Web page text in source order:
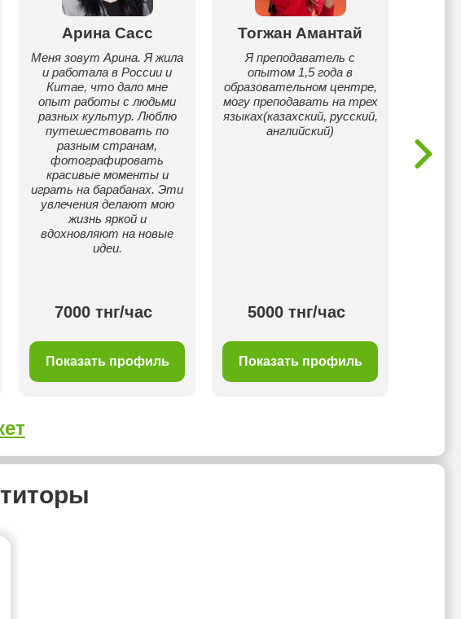
Арина Сасс
Меня зовут Арина. Я жила
и работала в России и
Китае, что дало мне
опыт работы с людьми
разных культур. Люблю
путешествовать по
разным странам,
фотографировать
красивые моменты и
играть на барабанах. Эти
увлечения делают мою
жизнь яркой и
вдохновляют на новые
идеи.
7000 тнг/час
Показать профиль
Тогжан Амантай
Я преподаватель с
опытом 1,5 года в
образовательном центре,
могу преподавать на трех
языках(казахский, русский,
английский)
5000 тнг/час
Показать профиль